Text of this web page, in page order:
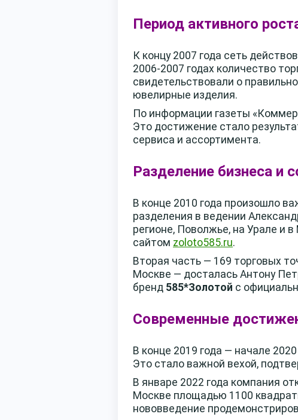
Период активного
К концу 2007 года сеть
2006-2007 годах количество
свидетельствовали о
ювелирные изделия.
По информации газеты
Это достижение стало
сервиса и ассортимента.
Разделение бизнеса и
В конце 2010 года произошло
разделения в ведении
регионе, Поволжье, на Урале и
сайтом zoloto585.ru.
Вторая часть — 169 торговых
Москве — досталась Антону
бренд 585*Золотой с
Современные
В конце 2019 года — начале
Это стало важной вехой,
В январе 2022 года компания
Москве площадью 1100
нововведение